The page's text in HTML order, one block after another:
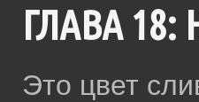
Это цвет